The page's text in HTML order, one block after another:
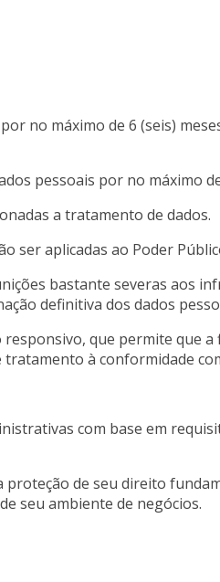
no máximo de 6 (seis)
pessoais por no máximo
a tratamento de dados.
ser aplicadas ao Poder
bastante severas aos
definitiva dos dados
que permite que
à conformidade
com base em
proteção de seu direito
seu ambiente de negócios.